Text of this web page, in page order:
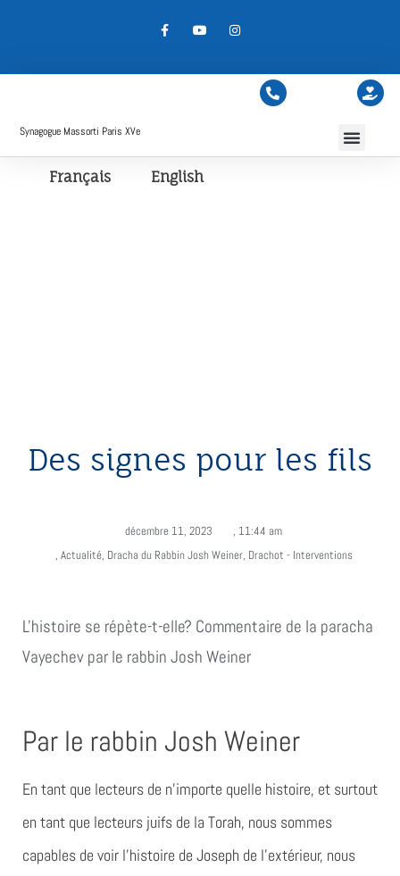
Synagogue Massorti Paris XVe
Français English
Des signes pour les fils
décembre 11, 2023 , 11:44 am
, Actualité, Dracha du Rabbin Josh Weiner, Drachot - Interventions
L'histoire se répète-t-elle? Commentaire de la paracha
Vayechev par le rabbin Josh Weiner
Par le rabbin Josh Weiner
En tant que lecteurs de n’importe quelle histoire, et surtout
en tant que lecteurs juifs de la Torah, nous sommes
capables de voir l’histoire de Joseph de l’extérieur, nous